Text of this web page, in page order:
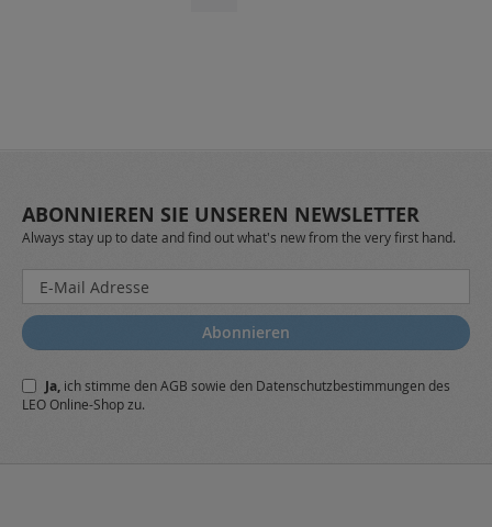
ABONNIEREN SIE UNSEREN NEWSLETTER
Always stay up to date and find out what's new from the very first hand.
Melden
Sie
sich
für
Newsletter
a:
Abonnieren
Ja, ich stimme denAGB sowie den Datenschutzbestimmungendes
LEO Online-Shop zu.